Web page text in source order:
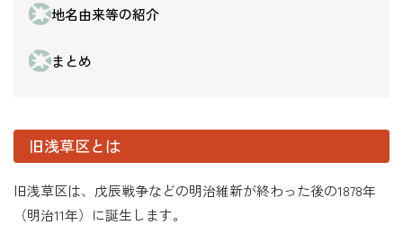
地名由来等の紹介
まとめ
旧浅草区とは
旧浅草区は、戊辰戦争などの明治維新が終わった後の1878年
（明治11年）に誕生します。